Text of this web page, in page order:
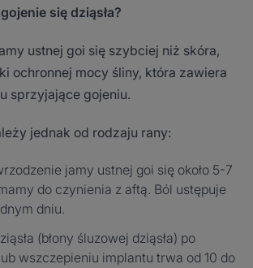
się dziąsła?
ustnej goi się szybciej niż skóra,
ochronnej mocy śliny, która zawiera
sprzyjające gojeniu.
jednak od rodzaju rany:
jamy ustnej goi się około 5-7
do czynienia z aftą. Ból ustępuje
dniu.
(błony śluzowej dziąsła) po
wszczepieniu implantu trwa od 10 do